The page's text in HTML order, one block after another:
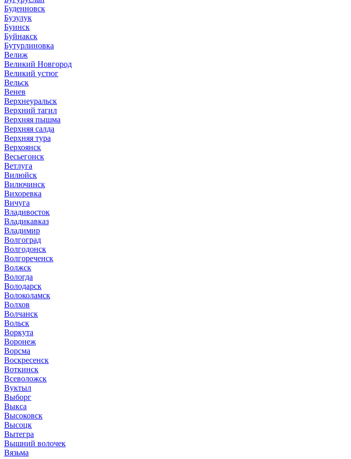
Буденновск
Бузулук
Буинск
Буйнакск
Бутурлиновка
Велиж
Великий Новгород
Великий устюг
Вельск
Венев
Верхнеуральск
Верхний тагил
Верхняя пышма
Верхняя салда
Верхняя тура
Верхоянск
Весьегонск
Ветлуга
Вилюйск
Вилючинск
Вихоревка
Вичуга
Владивосток
Владикавказ
Владимир
Волгоград
Волгодонск
Волгореченск
Волжск
Вологда
Володарск
Волоколамск
Волхов
Волчанск
Вольск
Воркута
Воронеж
Ворсма
Воскресенск
Воткинск
Всеволожск
Вуктыл
Выборг
Выкса
Высоковск
Высоцк
Вытегра
Вышний волочек
Вязьма